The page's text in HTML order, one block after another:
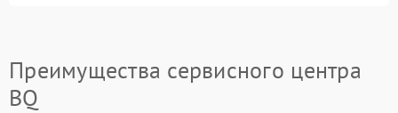
Преимущества сервисного центра
BQ